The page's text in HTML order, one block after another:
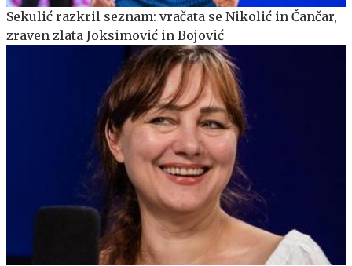
Sekulić razkril seznam: vračata se Nikolić in Čančar,
zraven zlata Joksimović in Bojović